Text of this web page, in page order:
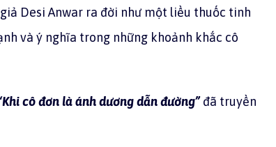
Desi Anwar ra đời như một liều thuốc tinh
và ý nghĩa trong những khoảnh khắc cô
cô đơn là ánh dương dẫn đường”đã truyền